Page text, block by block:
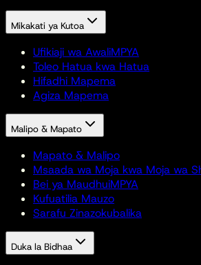
Mikakati ya Kutoa
Ufikiaji wa AwaliMPYA
Toleo Hatua kwa Hatua
Hifadhi Mapema
Agiza Mapema
Malipo & Mapato
Mapato & Malipo
Msaada wa Moja kwa Moja wa
Bei ya MaudhuiMPYA
Kufuatilia Mauzo
Sarafu Zinazokubalika
Duka la Bidhaa